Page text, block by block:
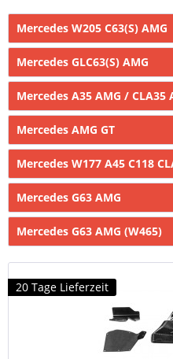
Mercedes W205 C63(S) AMG
Mercedes GLC63(S) AMG
Mercedes A35 AMG / CLA35
Mercedes AMG GT
Mercedes W177 A45 C118
Mercedes G63 AMG
Mercedes G63 AMG (W465)
20 Tage Lieferzeit